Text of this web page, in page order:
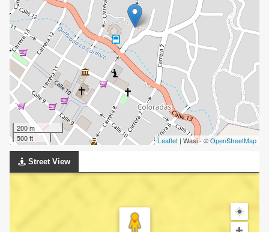
200 m
500 ft
Leaflet | Wasi - ©OpenStreetMap
Street View